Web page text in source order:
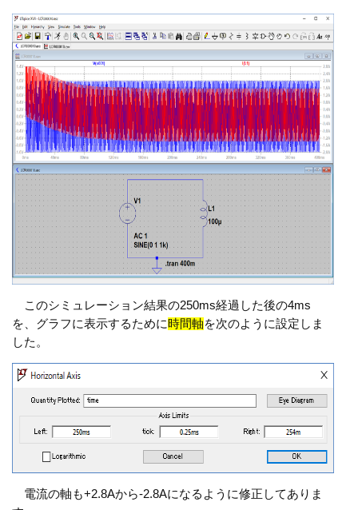
このシミュレーション結果の250ms経過した後の4ms
を、グラフに表示するために 時間軸を次のように設定しま
した。
電流の軸も+2.8Aから-2.8Aになるように修正してありま